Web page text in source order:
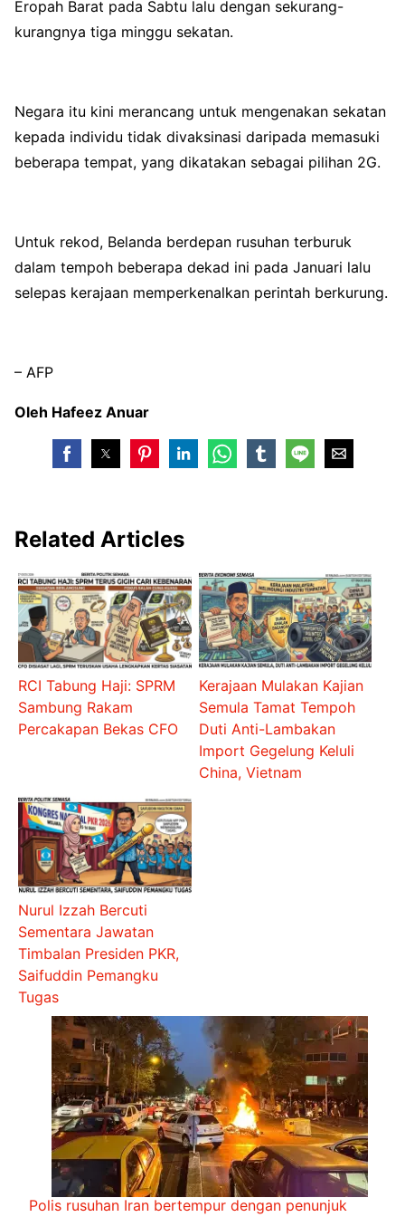
Eropah Barat pada Sabtu lalu dengan sekurang-
kurangnya tiga minggu sekatan.
Negara itu kini merancang untuk mengenakan sekatan
kepada individu tidak divaksinasi daripada memasuki
beberapa tempat, yang dikatakan sebagai pilihan 2G.
Untuk rekod, Belanda berdepan rusuhan terburuk
dalam tempoh beberapa dekad ini pada Januari lalu
selepas kerajaan memperkenalkan perintah berkurung.
– AFP
Oleh Hafeez Anuar
Related Articles
RCI Tabung Haji: SPRM
Sambung Rakam
Percakapan Bekas CFO
Kerajaan Mulakan Kajian
Semula Tamat Tempoh
Duti Anti-Lambakan
Import Gegelung Keluli
China, Vietnam
Nurul Izzah Bercuti
Sementara Jawatan
Timbalan Presiden PKR,
Saifuddin Pemangku
Tugas
Polis rusuhan Iran bertempur dengan penunjuk